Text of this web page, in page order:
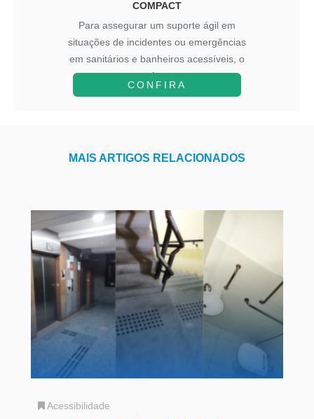
COMPACT
Para assegurar um suporte ágil em
situações de incidentes ou emergências
em sanitários e banheiros acessíveis, o
A...
CONFIRA
MAIS ARTIGOS RELACIONADOS
Acessibilidade